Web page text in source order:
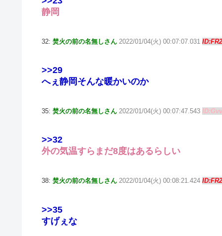
静岡
32: 焚火の前の名無しさん 2022/01/04(火) 00:07:07.031
>>29
へぇ静岡そんな暖かいのか
35: 焚火の前の名無しさん 2022/01/04(火) 00:07:47.543
>>32
外の気温すらまだ8度はあるらしい
38: 焚火の前の名無しさん 2022/01/04(火) 00:08:21.424
>>35
すげぇな